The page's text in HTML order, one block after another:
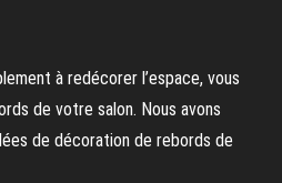
à redécorer l’espace, vous
de votre salon. Nous avons
de décoration de rebords de